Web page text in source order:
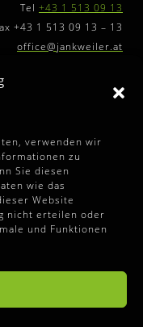
verwenden wir
zu
Sie diesen
wie das
Website
nicht erteilen oder
und Funktionen
Tel +43 1 513 09 13
+43 1 513 09 13 – 13
office@jankweiler.at